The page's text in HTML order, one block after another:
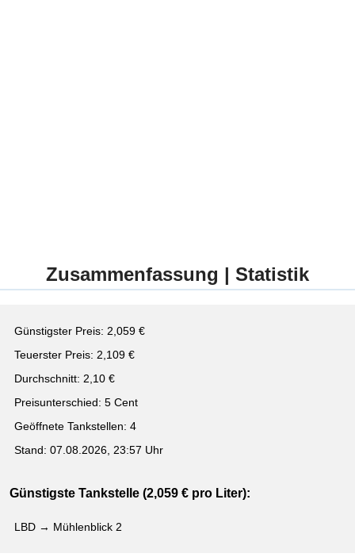
Zusammenfassung | Statistik
Günstigster Preis: 2,059 €
Teuerster Preis: 2,109 €
Durchschnitt: 2,10 €
Preisunterschied: 5 Cent
Geöffnete Tankstellen: 4
Stand: 07.08.2026, 23:57 Uhr
Günstigste Tankstelle (2,059 € pro Liter):
LBD → Mühlenblick 2